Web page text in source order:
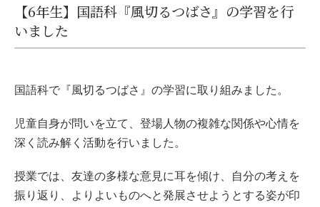
【6年生】国語科『風切るつばさ』の学習を行
いました
国語科で『風切るつばさ』の学習に取り組みました。
児童自身が問いを立て、登場人物の複雑な関係や心情を
深く読み解く活動を行いました。
授業では、友達の多様な意見に耳を傾け、自分の考えを
振り返り、よりよいものへと発展させようとする姿が印